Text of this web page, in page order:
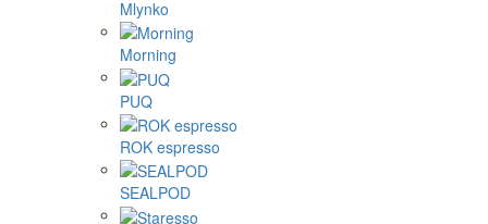
Mlynko
Morning
PUQ
ROK espresso
SEALPOD